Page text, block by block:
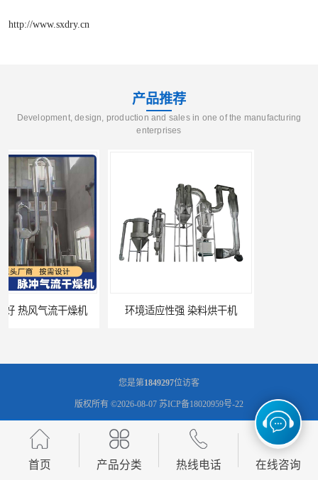
http://www.sxdry.cn
产品推荐
Development, design, production and sales in one of the manufacturing
enterprises
操作简便 医药中间体烘干机
您是第1849297位访客
版权所有 ©2026-08-07 苏ICP备18020959号-22
技术支持： 八方资源网 管理员入口 网站地图
首页 产品分类 热线电话 在线咨询